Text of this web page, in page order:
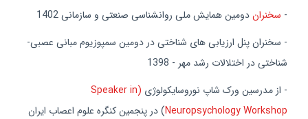
- سخنراندومین همایش ملی روانشناسی صنعتی و سازمانی 1402
- سخنران پنل ارزیابی های شناختی در دومین سمپوزیوم مبانی عصبی-
شناختی در اختلالات رشد مهر - 1398
- از مدرسین ورک شاپ نوروسایکولوژی (Speaker in
Neuropsychology Workshop) در پنجمین کنگره علوم اعصاب ایران